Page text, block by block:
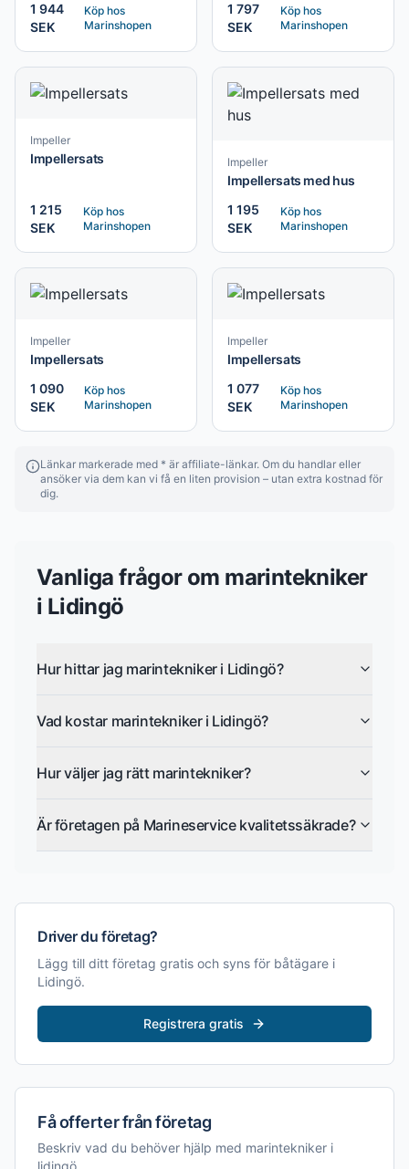
1 944
SEK
Köp hos
Marinshopen
1 797
SEK
Köp hos
Marinshopen
Impeller
Impellersats
1 215
SEK
Köp hos
Marinshopen
Impeller
Impellersats med hus
1 195
SEK
Köp hos
Marinshopen
Impeller
Impellersats
1 090
SEK
Köp hos
Marinshopen
Impeller
Impellersats
1 077
SEK
Köp hos
Marinshopen
Länkar markerade med * är affiliate-länkar. Om du handlar eller
ansöker via dem kan vi få en liten provision – utan extra kostnad för
dig.
Vanliga frågor om marintekniker
i Lidingö
Hur hittar jag marintekniker i Lidingö?
Vad kostar marintekniker i Lidingö?
Hur väljer jag rätt marintekniker?
Är företagen på Marineservice kvalitetssäkrade?
Driver du företag?
Lägg till ditt företag gratis och syns för båtägare i
Lidingö.
Registrera gratis
Få offerter från företag
Beskriv vad du behöver hjälp med marintekniker i
lidingö